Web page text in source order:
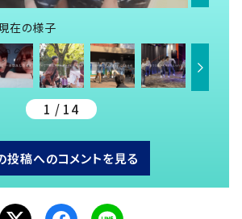
在の様子
1 / 14
投稿へのコメントを見る